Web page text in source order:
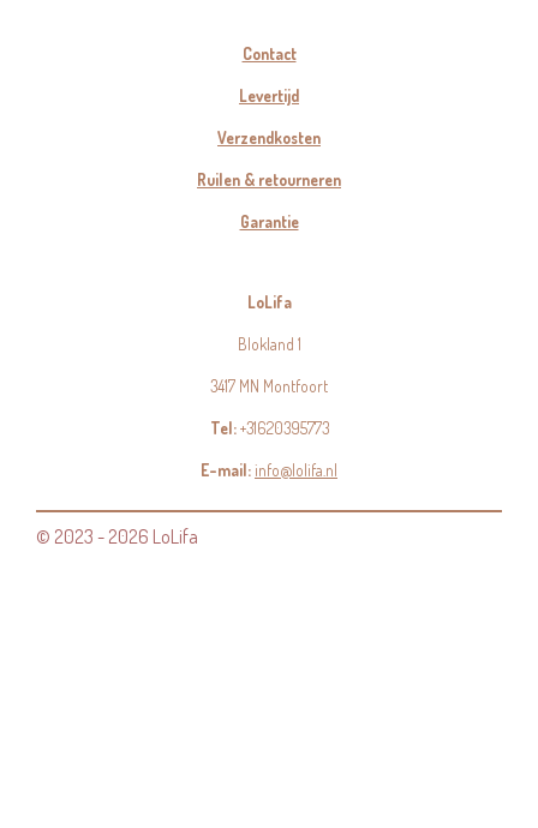
Contact
Levertijd
Verzendkosten
Ruilen & retourneren
Garantie
LoLifa
Blokland 1
3417 MN Montfoort
Tel:+31620395773
E-mail:info@lolifa.nl
© 2023 - 2026 LoLifa